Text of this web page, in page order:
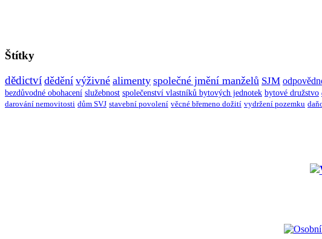
Štítky
dědictví dědění výživné alimenty společné jmění manželů SJM
bezdůvodné obohacení služebnost společenství vlastníků bytových jednotek bytové družstvo
darování nemovitosti dům SVJ stavební povolení věcné břemeno dožití vydržení pozemku